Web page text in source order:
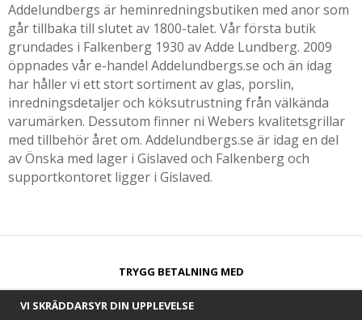
Addelundbergs är heminredningsbutiken med anor som
går tillbaka till slutet av 1800-talet. Vår första butik
grundades i Falkenberg 1930 av Adde Lundberg. 2009
öppnades vår e-handel Addelundbergs.se och än idag
har håller vi ett stort sortiment av glas, porslin,
inredningsdetaljer och köksutrustning från välkända
varumärken. Dessutom finner ni Webers kvalitetsgrillar
med tillbehör året om. Addelundbergs.se är idag en del
av Önska med lager i Gislaved och Falkenberg och
supportkontoret ligger i Gislaved.
TRYGG BETALNING MED​
VI SKRÄDDARSYR DIN UPPLEVELSE